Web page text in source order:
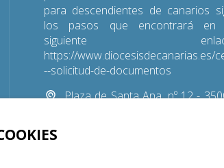
para descendientes de canarios
los pasos que encontrará en
siguiente
https://www.diocesisdecanarias.es/
--solicitud-de-documentos
Plaza de Santa Ana, nº 12 -